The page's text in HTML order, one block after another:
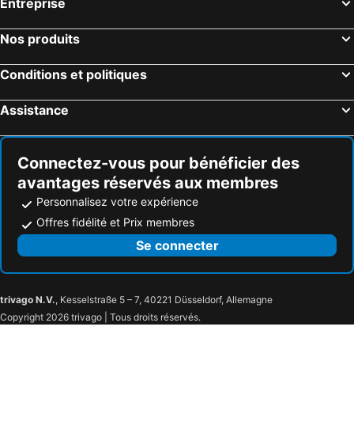
Nos produits
Conditions et politiques
Assistance
Connectez-vous pour bénéficier des
avantages réservés aux membres
Personnalisez votre expérience
Offres fidélité et Prix membres
Se connecter
trivago N.V., Kesselstraße 5 – 7, 40221 Düsseldorf, Allemagne
Copyright 2026 trivago | Tous droits réservés.